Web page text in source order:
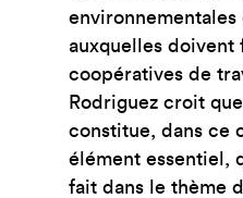
auxquelles doivent
coopératives de
Rodriguez croit
constitue, dans ce
élément essentiel,
fait dans le thème